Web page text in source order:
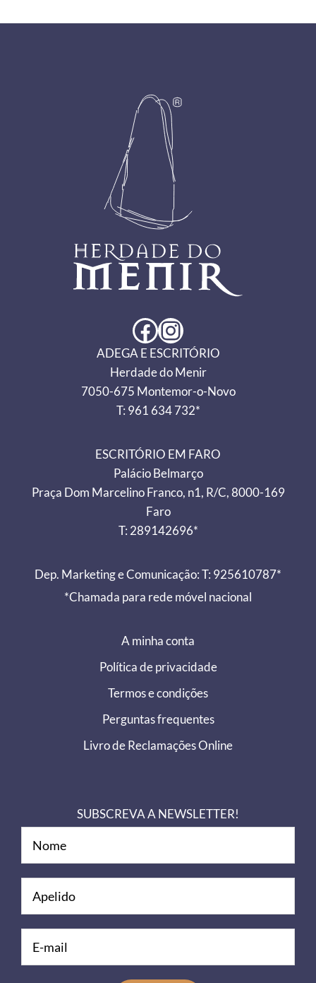
Facebook Instagram
ADEGA E ESCRITÓRIO
Herdade do Menir
7050-675 Montemor-o-Novo
T: 961 634 732*
ESCRITÓRIO EM FARO
Palácio Belmarço
Praça Dom Marcelino Franco, n1, R/C, 8000-169
Faro
T: 289142696*
Dep. Marketing e Comunicação: T: 925610787*
*Chamada para rede móvel nacional
A minha conta
Política de privacidade
Termos e condições
Perguntas frequentes
Livro de Reclamações Online
SUBSCREVA A NEWSLETTER!